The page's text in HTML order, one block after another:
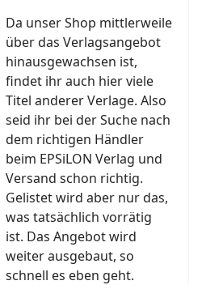
Da unser Shop mittlerweile
über das Verlagsangebot
hinausgewachsen ist,
findet ihr auch hier viele
Titel anderer Verlage. Also
seid ihr bei der Suche nach
dem richtigen Händler
beim EPSiLON Verlag und
Versand schon richtig.
Gelistet wird aber nur das,
was tatsächlich vorrätig
ist. Das Angebot wird
weiter ausgebaut, so
schnell es eben geht.